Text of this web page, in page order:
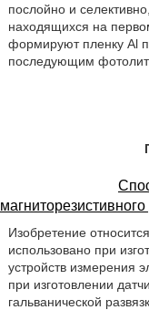
послойно и
находящихся на
формируют пленку Al
последующим
магниторезистивного
Изобретение
использовано при
устройств измерения
при изготовлении
гальванической